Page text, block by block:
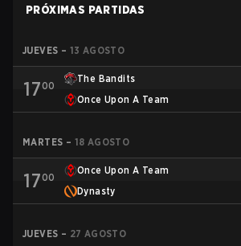
PRÓXIMAS PARTIDAS
JUEVES – 13 AGOSTO
1700
The Bandits
Once Upon A Team
MARTES – 18 AGOSTO
1700
Once Upon A Team
Dynasty
JUEVES – 27 AGOSTO